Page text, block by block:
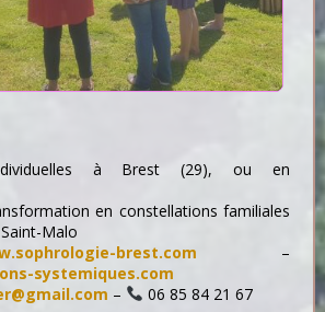
à Brest (29), ou en
en constellations familiales
Malo
brest.com –
systemiques.com
– 06 85 84 21 67